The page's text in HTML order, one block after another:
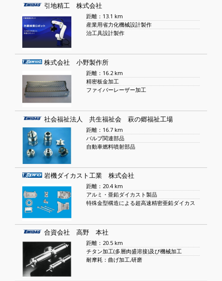
引地精工 株式会社
距離：13.1 km
産業用省力化機械設計製作
治工具設計製作
株式会社 小野製作所
距離：16.2 km
精密板金加工
ファイバーレーザー加工
社会福祉法人 共生福祉会 萩の郷福祉工場
距離：16.7 km
バルブ関連部品
自動車燃料噴射部品
岩機ダイカスト工業 株式会社
距離：20.4 km
アルミ・亜鉛ダイカスト製品
特殊金型構造による超高速精密亜鉛ダイカス
合資会社 高野 本社
距離：20.5 km
チタン加工(多層肉盛溶接)及び機械加工
耐摩耗：曲げ加工,研磨